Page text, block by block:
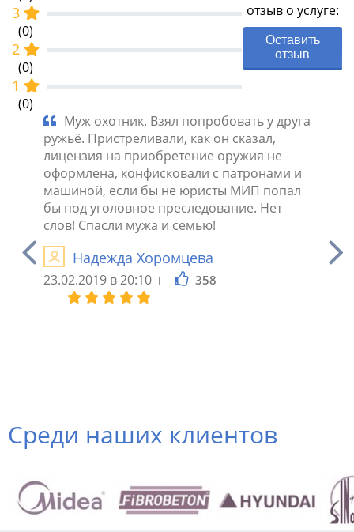
3
(0)
2
(0)
1
(0)
отзыв о услуге:
Оставить
отзыв
Муж охотник. Взял попробовать у друга
ружьё. Пристреливали, как он сказал,
лицензия на приобретение оружия не
оформлена, конфисковали с патронами и
машиной, если бы не юристы МИП попал
бы под уголовное преследование. Нет
слов! Спасли мужа и семью!
Надежда Хоромцева
23.02.2019 в 20:10 358
уже
Среди наших клиентов